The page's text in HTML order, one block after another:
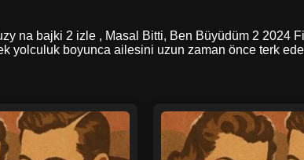
na bajki 2 izle , Masal Bitti, Ben Büyüdüm 2 2024
boyunca ailesini uzun zaman önce terk eden